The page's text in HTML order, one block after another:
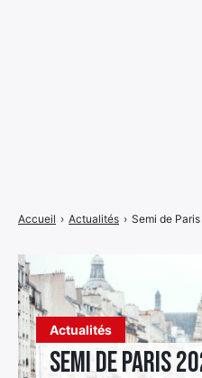
Actualités
Semi de Paris
Accueil › Actualités › Semi de